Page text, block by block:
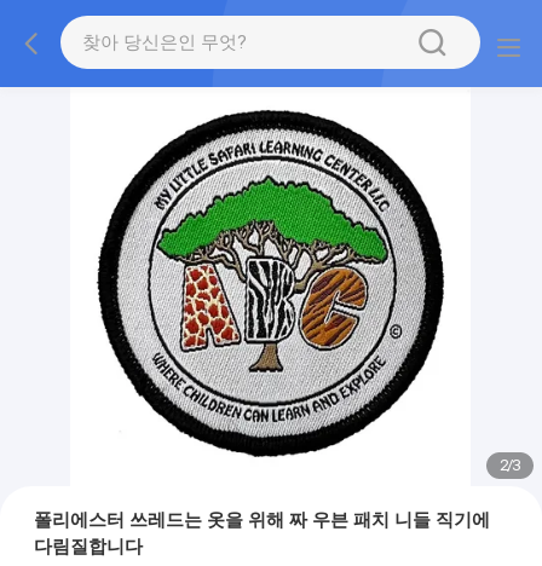
2/3
폴리에스터 쓰레드는 옷을 위해 짜 우븐 패치 니들 직기에
다림질합니다